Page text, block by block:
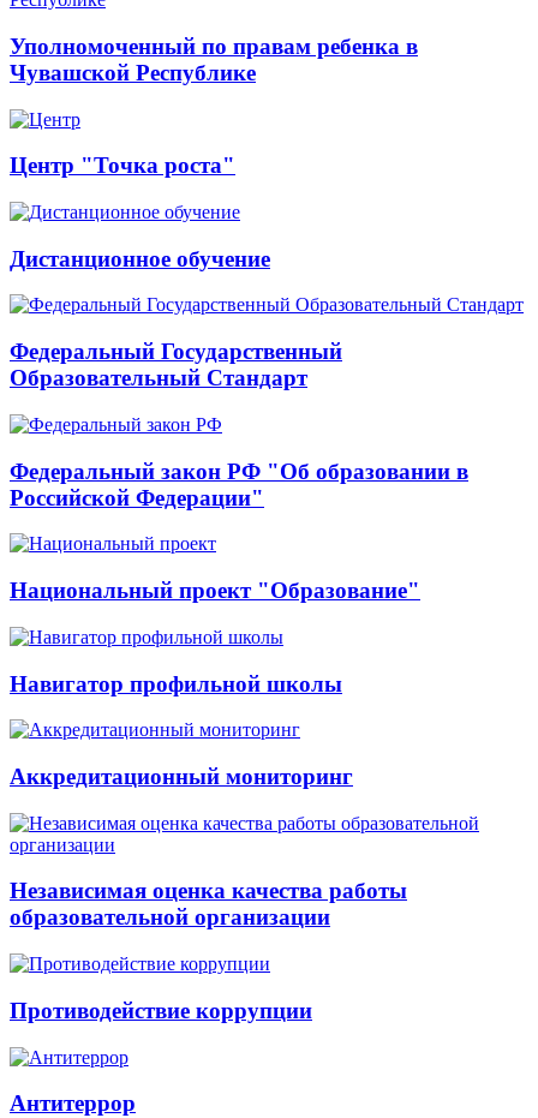
Уполномоченный по правам ребенка в
Чувашской Республике
Центр "Точка роста"
Дистанционное обучение
Федеральный Государственный
Образовательный Стандарт
Федеральный закон РФ "Об образовании в
Российской Федерации"
Национальный проект "Образование"
Навигатор профильной школы
Аккредитационный мониторинг
Независимая оценка качества работы
образовательной организации
Противодействие коррупции
Антитеррор